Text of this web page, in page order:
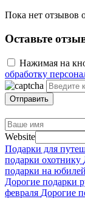
Пока нет отзывов
Оставьте
Нажимая на
обработку
Отправить
Website
Подарки для
подарки охотнику
подарки на юбилей
Дорогие подарки
февраля Дорогие